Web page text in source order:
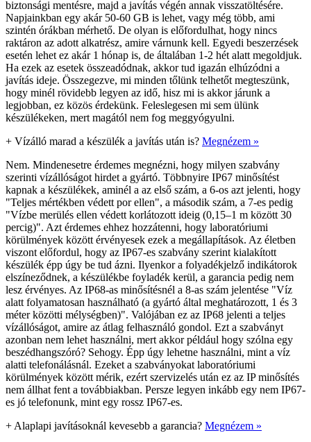
biztonsági mentésre, majd a javítás végén annak visszatöltésére.
Napjainkban egy akár 50-60 GB is lehet, vagy még több, ami
szintén órákban mérhető. De olyan is előfordulhat, hogy nincs
raktáron az adott alkatrész, amire várnunk kell. Egyedi beszerzések
esetén lehet ez akár 1 hónap is, de általában 1-2 hét alatt megoldjuk.
Ha ezek az esetek összeadódnak, akkor tud igazán elhúzódni a
javítás ideje. Összegezve, mi minden tőlünk telhetőt megteszünk,
hogy minél rövidebb legyen az idő, hisz mi is akkor járunk a
legjobban, ez közös érdekünk. Feleslegesen mi sem ülünk
készülékeken, mert magától nem fog meggyógyulni.
+ Vízálló marad a készülék a javítás után is? Megnézem »
Nem. Mindenesetre érdemes megnézni, hogy milyen szabvány
szerinti vízállóságot hirdet a gyártó. Többnyire IP67 minősítést
kapnak a készülékek, aminél a az első szám, a 6-os azt jelenti, hogy
"Teljes mértékben védett por ellen", a második szám, a 7-es pedig
"Vízbe merülés ellen védett korlátozott ideig (0,15–1 m között 30
percig)". Azt érdemes ehhez hozzátenni, hogy laboratóriumi
körülmények között érvényesek ezek a megállapítások. Az életben
viszont előfordul, hogy az IP67-es szabvány szerint kialakított
készülék épp úgy be tud ázni. Ilyenkor a folyadékjelző indikátorok
elszíneződnek, a készülékbe foyladék kerül, a garancia pedig nem
lesz érvényes. Az IP68-as minősítésnél a 8-as szám jelentése "Víz
alatt folyamatosan használható (a gyártó által meghatározott, 1 és 3
méter közötti mélységben)". Valójában ez az IP68 jelenti a teljes
vízállóságot, amire az átlag felhasználó gondol. Ezt a szabványt
azonban nem lehet használni, mert akkor például hogy szólna egy
beszédhangszóró? Sehogy. Épp úgy lehetne használni, mint a víz
alatti telefonálásnál. Ezeket a szabványokat laboratóriumi
körülmények között mérik, ezért szervizelés után ez az IP minősítés
nem állhat fent a továbbiakban. Persze legyen inkább egy nem IP67-
es jó telefonunk, mint egy rossz IP67-es.
+ Alaplapi javításoknál kevesebb a garancia? Megnézem »